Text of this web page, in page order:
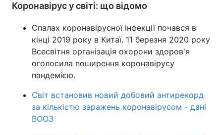
Коронавірус у світі: що відомо
Спалах коронавірусної інфекції почався в
кінці 2019 року в Китаї. 11 березня 2020 року
Всесвітня організація охорони здоров'я
оголосила поширення коронавірусу
пандемією.
Світ встановив новий добовий антирекорд
за кількістю заражень коронавірусом - дані
ВООЗ